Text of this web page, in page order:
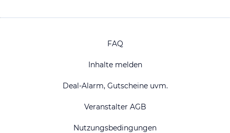
FAQ
Inhalte melden
Deal-Alarm, Gutscheine uvm.
Veranstalter AGB
Nutzungsbedingungen